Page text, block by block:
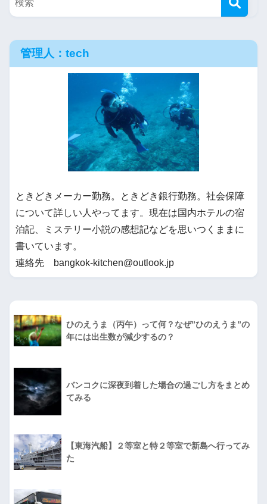
管理人：tech
ときどきメーカー勤務。ときどき銀行勤務。社会保障
について詳しい人やってます。現在は国内ホテルの宿
泊記、ミステリー小説の感想記などを思いつくままに
書いています。
連絡先 bangkok-kitchen@outlook.jp
ひのえうま（丙午）って何？なぜ”ひのえうま”の
年には出生数が減少するの？
バンコクに深夜到着した場合の過ごし方をまとめ
てみる
【東海汽船】２等室と特２等室で新島へ行ってみ
た